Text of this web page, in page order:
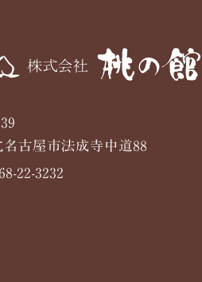
名古屋市法成寺中道88
22-3232